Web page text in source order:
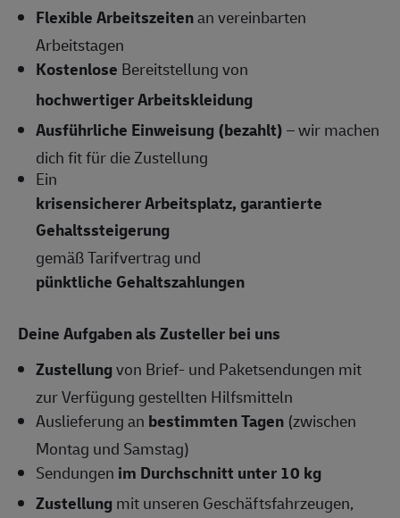
Flexible Arbeitszeitenan vereinbarten
Arbeitstagen
Kostenlose Bereitstellung von
hochwertiger Arbeitskleidung
Ausführliche Einweisung (bezahlt)– wir machen
dich fit für die Zustellung
Ein
krisensicherer Arbeitsplatz, garantierte
Gehaltssteigerung
gemäß Tarifvertrag und
pünktliche Gehaltszahlungen
Deine Aufgaben als Zusteller bei uns
Zustellungvon Brief- und Paketsendungen mit
zur Verfügung gestellten Hilfsmitteln
Auslieferung an bestimmten Tagen (zwischen
Montag und Samstag)
Sendungen im Durchschnitt unter 10 kg
Zustellungmit unseren Geschäftsfahrzeugen,